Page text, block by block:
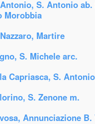
S. Antonio ab.
Morobbia
Martire
S. Michele arc.
Capriasca, S.
S. Zenone m.
Annunciazione B.